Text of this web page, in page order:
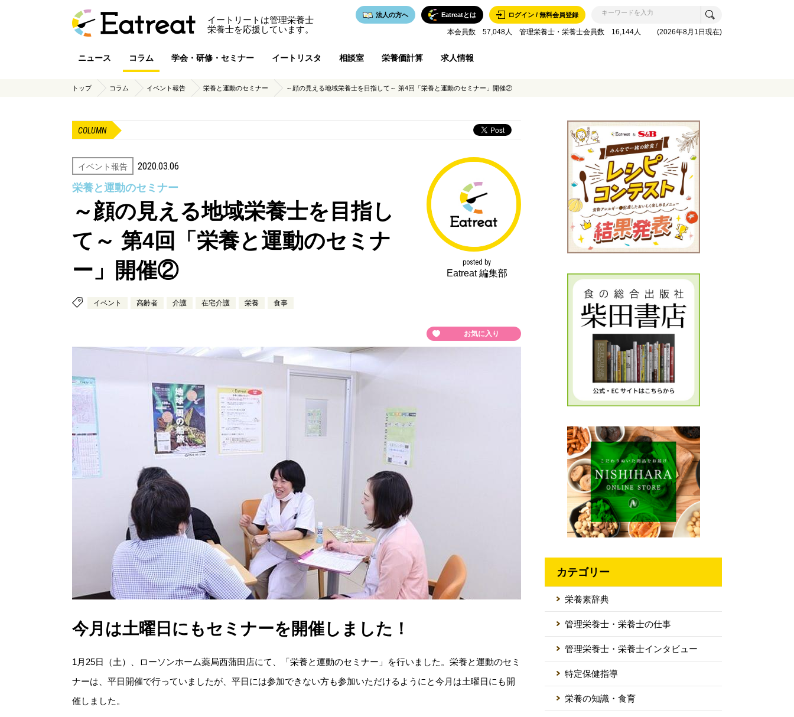
イートリートは管理栄養士
栄養士を応援しています。
ログイン / 無料会員登録
Eatreatとは
法人の方へ
本会員数 57,048人 管理栄養士・栄養士会員数 16,144人 (2026年8月1日現在)
ニュース コラム 学会・研修・セミナー イートリスタ 相談室 栄養価計算 求人情報
トップ コラム イベント報告 栄養と運動のセミナー ～顔の見える地域栄養士を目指して～ 第4回「栄養と運動のセミナー」開催②
COLUMN
イベント報告 2020.03.06
栄養と運動のセミナー
～顔の見える地域栄養士を目指し
て～ 第4回「栄養と運動のセミナ
ー」開催②
イベント 高齢者 介護 在宅介護 栄養 食事
posted by
Eatreat 編集部
お気に入り
今月は土曜日にもセミナーを開催しました！
1月25日（土）、ローソンホーム薬局西蒲田店にて、「栄養と運動のセミナー」を行いました。栄養と運動のセミ
ナーは、平日開催で行っていましたが、平日には参加できない方も参加いただけるようにと今月は土曜日にも開
催しました。
カテゴリー
栄養素辞典
管理栄養士・栄養士の仕事
管理栄養士・栄養士インタビュー
特定保健指導
栄養の知識・食育